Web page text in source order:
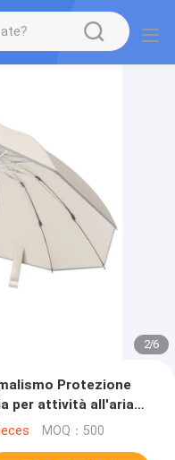
2/6
Protezione
per attività all'aria
MOQ：500